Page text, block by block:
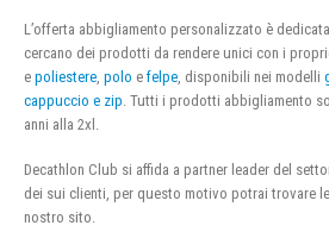
L’offerta abbigliamento personalizzato è
cercano dei prodotti da rendere unici con i
e poliestere, polo e felpe, disponibili nei modelli
cappuccio e zip. Tutti i prodotti abbigliamento
anni alla 2xl.
Decathlon Club si affida a partner leader del
dei sui clienti, per questo motivo potrai trovare
nostro sito.